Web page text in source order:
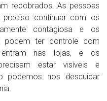
redobrados. As pessoas
continuar com os
contagiosa e os
podem ter controle com
nas lojas, e os
estar visíveis e
podemos nos descuidar